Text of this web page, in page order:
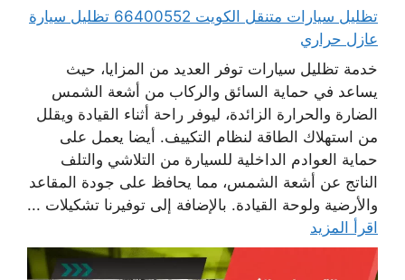
تظليل سيارات متنقل الكويت 66400552 تظليل سيارة
عازل حراري
خدمة تظليل سيارات توفر العديد من المزايا، حيث
يساعد في حماية السائق والركاب من أشعة الشمس
الضارة والحرارة الزائدة، ليوفر راحة أثناء القيادة ويقلل
من استهلاك الطاقة لنظام التكييف. أيضا يعمل على
حماية العوادم الداخلية للسيارة من التلاشي والتلف
الناتج عن أشعة الشمس، مما يحافظ على جودة المقاعد
والأرضية ولوحة القيادة. بالإضافة إلى توفيرنا تشكيلات ...
اقرأ المزيد